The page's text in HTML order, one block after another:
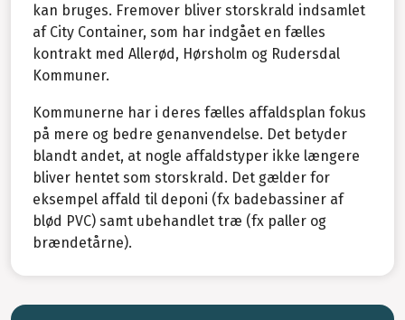
kan bruges. Fremover bliver storskrald indsamlet
af City Container, som har indgået en fælles
kontrakt med Allerød, Hørsholm og Rudersdal
Kommuner.
Kommunerne har i deres fælles affaldsplan fokus
på mere og bedre genanvendelse. Det betyder
blandt andet, at nogle affaldstyper ikke længere
bliver hentet som storskrald. Det gælder for
eksempel affald til deponi (fx badebassiner af
blød PVC) samt ubehandlet træ (fx paller og
brændetårne).